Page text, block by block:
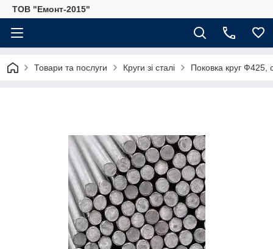
ТОВ "Емонт-2015"
Товари та послуги Круги зі сталі Поковка круг Ф425,